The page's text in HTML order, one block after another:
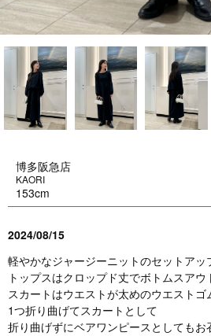
博多阪急店
KAORI
153cm
2024/08/15
軽やかなジャージーニットのセットアッ
トップスはクロップド丈でボトムスアウ
スカートはウエストが太めのウエストゴ
1つ折り曲げてスカートとして
折り曲げずにベアワンピースとしてもお